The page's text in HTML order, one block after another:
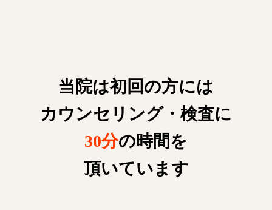
当院は初回の方には
カウンセリング・検査に
30分の時間を
頂いています